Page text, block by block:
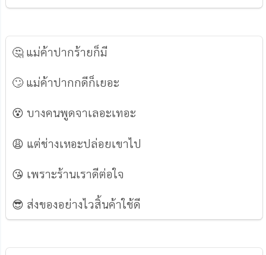
🤔 แม่ค้าปากร้ายก็มี
🙄 แม่ค้าปากกดีก็เยอะ
😵 บางคนพูดจาเลอะเทอะ
😩 แต่ช่างเหอะปล่อยเขาไป
😘 เพราะร้านเราดีต่อใจ
😎 ส่งของอย่างไวสิ้นค้าใช้ดี